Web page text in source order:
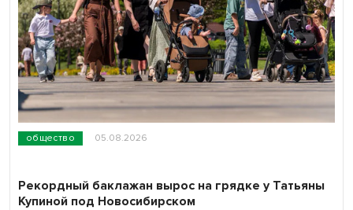
общество 05.08.2026
Рекордный баклажан вырос на грядке у Татьяны
Купиной под Новосибирском